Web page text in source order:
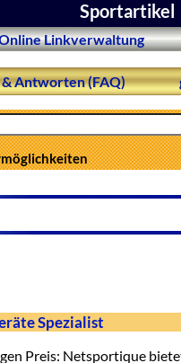
Sportartikel
Linkverwaltung
Antworten (FAQ)
Spezialist
Preis: Netsportique